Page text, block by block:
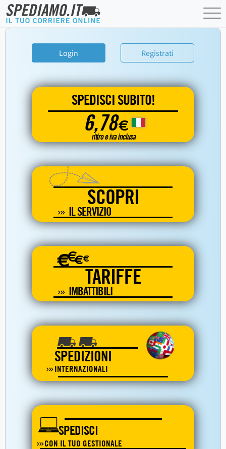
Login Registrati
SPEDISCI SUBITO!
6,78€
ritiro e iva inclusa
SCOPRI
IL SERVIZIO
€€€€
TARIFFE
IMBATTIBILI
SPEDIZIONI
INTERNAZIONALI
SPEDISCI
CON IL TUO GESTIONALE